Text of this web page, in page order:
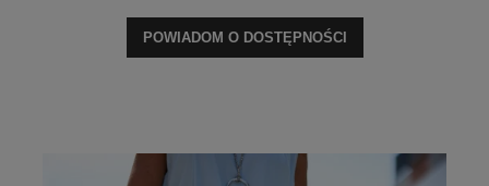
POWIADOM O DOSTĘPNOŚCI